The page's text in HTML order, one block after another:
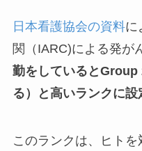
日本看護協会の資料に
関（IARC)による発が
勤をしているとGroup
る）と高いランクに設
このランクは、ヒト